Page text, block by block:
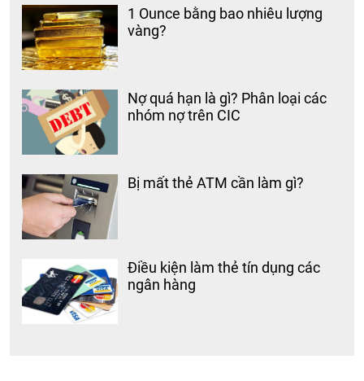
1 Ounce bằng bao nhiêu lượng
vàng?
Nợ quá hạn là gì? Phân loại các
nhóm nợ trên CIC
Bị mất thẻ ATM cần làm gì?
Điều kiện làm thẻ tín dụng các
ngân hàng